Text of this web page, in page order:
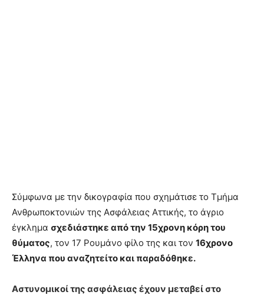
Σύμφωνα με την δικογραφία που σχημάτισε το Τμήμα
Ανθρωποκτονιών της Ασφάλειας Αττικής, το άγριο
έγκλημα σχεδιάστηκε από την 15χρονη κόρη του
θύματος, τον 17 Ρουμάνο φίλο της και τον 16χρονο
Έλληνα που αναζητείτο και παραδόθηκε.
Αστυνομικοί της ασφάλειας έχουν μεταβεί στο